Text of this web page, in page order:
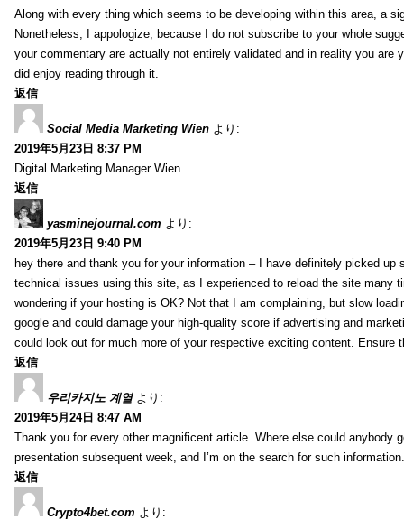
Along with every thing which seems to be developing within this area, a
Nonetheless, I appologize, because I do not subscribe to your whole
your commentary are actually not entirely validated and in reality you
did enjoy reading through it.
返信
Social Media Marketing Wien より:
2019年5月23日 8:37 PM
Digital Marketing Manager Wien
返信
yasminejournal.com より:
2019年5月23日 9:40 PM
hey there and thank you for your information – I have definitely picked
technical issues using this site, as I experienced to reload the site many
wondering if your hosting is OK? Not that I am complaining, but slow
google and could damage your high-quality score if advertising and
could look out for much more of your respective exciting content. Ensure
返信
우리카지노 계열 より:
2019年5月24日 8:47 AM
Thank you for every other magnificent article. Where else could
presentation subsequent week, and I’m on the search for such information.
返信
Crypto4bet.com より: